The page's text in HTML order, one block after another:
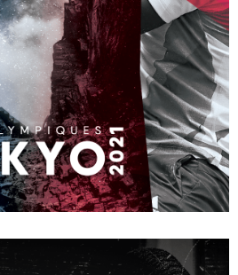
digital
YOKA – ATHLÈTE – BOXE